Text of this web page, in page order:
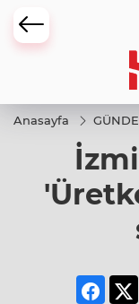
Anasayfa